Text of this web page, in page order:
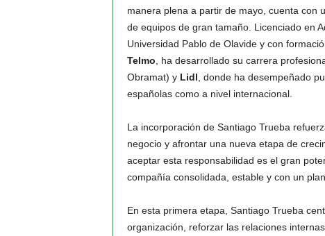
manera plena a partir de mayo, cuenta con
de equipos de gran tamaño. Licenciado en
Universidad Pablo de Olavide y con
Telmo , ha desarrollado su carrera
Obramat) y Lidl , donde ha desempeñado
españolas como a nivel internacional.
La incorporación de Santiago Trueba
negocio y afrontar una nueva etapa de
aceptar esta responsabilidad es el gran
compañía consolidada, estable y con un
En esta primera etapa, Santiago Trueba
organización, reforzar las relaciones